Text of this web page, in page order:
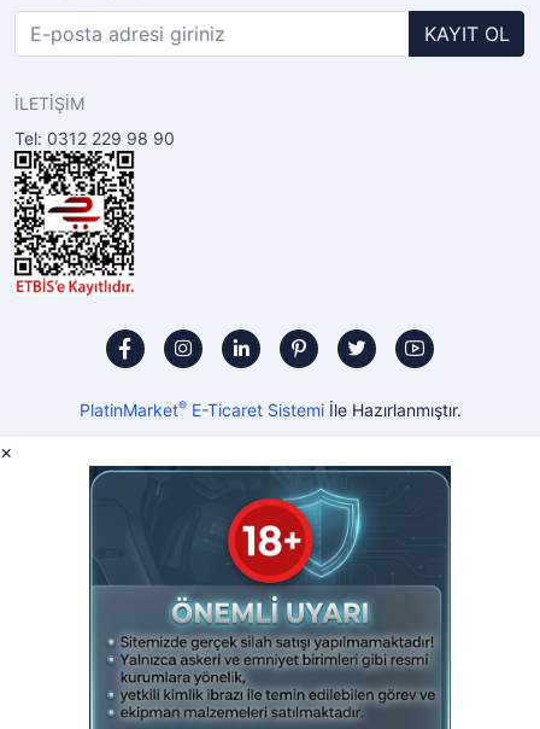
KAYIT OL
İLETİŞİM
Tel: 0312 229 98 90
PlatinMarket®E-Ticaret Sistemiİle Hazırlanmıştır.
×